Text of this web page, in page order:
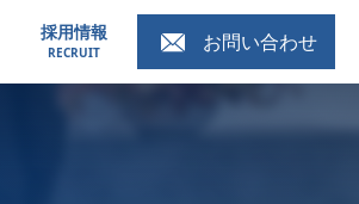
採用情報
RECRUIT お問い合わせ